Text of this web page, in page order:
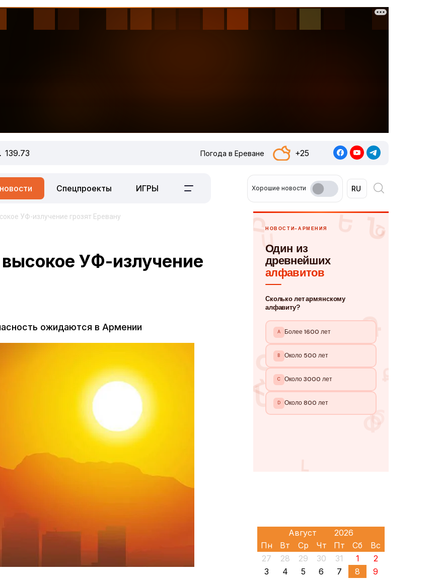
139.73 Погода в Ереване +25
Спецпроекты ИГРЫ Хорошие новости
УФ-излучение грозят Еревану
УФ-излучение
ожидаются в Армении
Пн Вт Ср Чт Пт Сб
Вс
27
28 29 30 31 1
2
3
4 5 6 7 8
9